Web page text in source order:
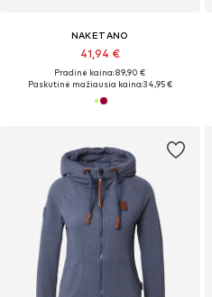
NAKETANO
41,94 €
Pradinė kaina: 89,90 €
Paskutinė mažiausia kaina:34,95 €